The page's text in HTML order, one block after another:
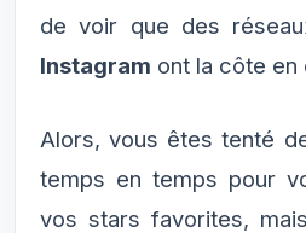
de voir que des
Instagram ont la côte en
Alors, vous êtes tenté
temps en temps pour
vos stars favorites,